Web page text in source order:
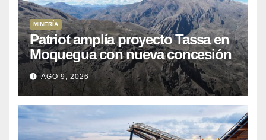
MINERÍA
Patriot amplía proyecto Tassa en
Moquegua con nueva concesión
minera
AGO 9, 2026